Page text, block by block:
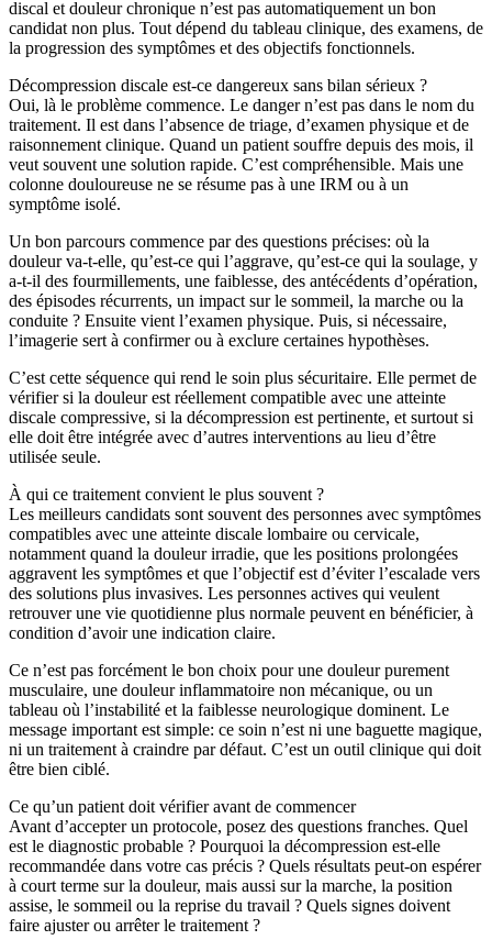
discal et douleur chronique n’est pas automatiquement un bon
candidat non plus. Tout dépend du tableau clinique, des examens, de
la progression des symptômes et des objectifs fonctionnels.
Décompression discale est-ce dangereux sans bilan sérieux ?
Oui, là le problème commence. Le danger n’est pas dans le nom du
traitement. Il est dans l’absence de triage, d’examen physique et de
raisonnement clinique. Quand un patient souffre depuis des mois, il
veut souvent une solution rapide. C’est compréhensible. Mais une
colonne douloureuse ne se résume pas à une IRM ou à un
symptôme isolé.
Un bon parcours commence par des questions précises: où la
douleur va-t-elle, qu’est-ce qui l’aggrave, qu’est-ce qui la soulage, y
a-t-il des fourmillements, une faiblesse, des antécédents d’opération,
des épisodes récurrents, un impact sur le sommeil, la marche ou la
conduite ? Ensuite vient l’examen physique. Puis, si nécessaire,
l’imagerie sert à confirmer ou à exclure certaines hypothèses.
C’est cette séquence qui rend le soin plus sécuritaire. Elle permet de
vérifier si la douleur est réellement compatible avec une atteinte
discale compressive, si la décompression est pertinente, et surtout si
elle doit être intégrée avec d’autres interventions au lieu d’être
utilisée seule.
À qui ce traitement convient le plus souvent ?
Les meilleurs candidats sont souvent des personnes avec symptômes
compatibles avec une atteinte discale lombaire ou cervicale,
notamment quand la douleur irradie, que les positions prolongées
aggravent les symptômes et que l’objectif est d’éviter l’escalade vers
des solutions plus invasives. Les personnes actives qui veulent
retrouver une vie quotidienne plus normale peuvent en bénéficier, à
condition d’avoir une indication claire.
Ce n’est pas forcément le bon choix pour une douleur purement
musculaire, une douleur inflammatoire non mécanique, ou un
tableau où l’instabilité et la faiblesse neurologique dominent. Le
message important est simple: ce soin n’est ni une baguette magique,
ni un traitement à craindre par défaut. C’est un outil clinique qui doit
être bien ciblé.
Ce qu’un patient doit vérifier avant de commencer
Avant d’accepter un protocole, posez des questions franches. Quel
est le diagnostic probable ? Pourquoi la décompression est-elle
recommandée dans votre cas précis ? Quels résultats peut-on espérer
à court terme sur la douleur, mais aussi sur la marche, la position
assise, le sommeil ou la reprise du travail ? Quels signes doivent
faire ajuster ou arrêter le traitement ?